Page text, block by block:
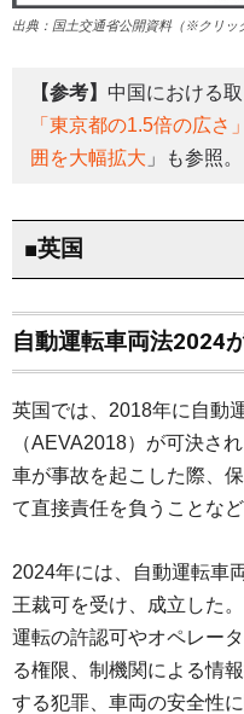
出典：国土交通省公開資料（※クリッ
【参考】 中国における
「東京都の1.5倍の広
囲を大幅拡大 」も参照。
■英国
自動運転車両法2024
英国では、2018年に自動
（AEVA2018）が可決さ
車が事故を起こした際、
て直接責任を負うことな
2024年には、自動運転車
王裁可を受け、成立した
運転の許認可やオペレー
る権限、制機関による情
する犯罪、車両の安全性